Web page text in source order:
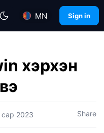
MN Sign in
хэрхэн
2023 Share